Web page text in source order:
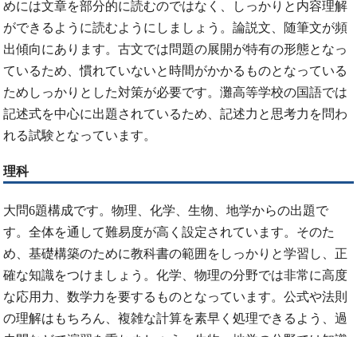
めには文章を部分的に読むのではなく、しっかりと内容理解
ができるように読むようにしましょう。論説文、随筆文が頻
出傾向にあります。古文では問題の展開が特有の形態となっ
ているため、慣れていないと時間がかかるものとなっている
ためしっかりとした対策が必要です。灘高等学校の国語では
記述式を中心に出題されているため、記述力と思考力を問わ
れる試験となっています。
理科
大問6題構成です。物理、化学、生物、地学からの出題で
す。全体を通して難易度が高く設定されています。そのた
め、基礎構築のために教科書の範囲をしっかりと学習し、正
確な知識をつけましょう。化学、物理の分野では非常に高度
な応用力、数学力を要するものとなっています。公式や法則
の理解はもちろん、複雑な計算を素早く処理できるよう、過